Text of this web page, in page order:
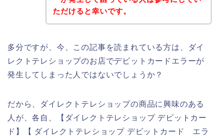
ただけると幸いです。
多分ですが、今、この記事を読まれている方は、ダイ
レクトテレショップのお店でデビットカードエラーが
発生してしまった人ではないでしょうか？
だから、ダイレクトテレショップの商品に興味のある
人が、各自、【ダイレクトテレショップ デビットカー
ド】【 ダイレクトテレショップ デビットカード エラ